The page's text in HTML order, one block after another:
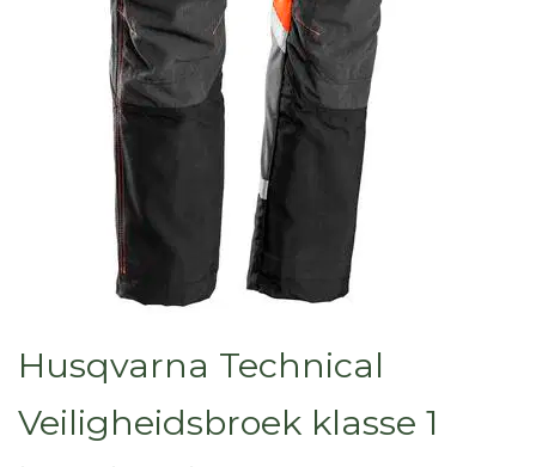
Husqvarna Technical
Veiligheidsbroek klasse 1